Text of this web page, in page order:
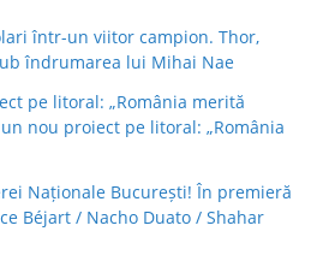
într-un viitor campion. Thor,
îndrumarea lui Mihai Nae
pe litoral: „România merită
nou proiect pe litoral: „România
Naționale București! În premieră
Béjart / Nacho Duato / Shahar